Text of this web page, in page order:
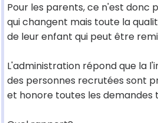
Pour les parents, ce n'est donc
qui changent mais toute la
de leur enfant qui peut être
L'administration répond que la
des personnes recrutées sont
et honore toutes les demandes